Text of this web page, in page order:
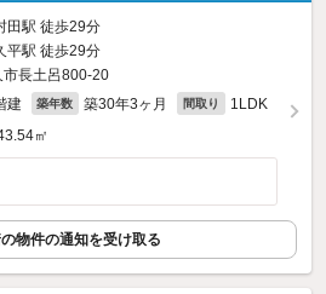
田駅 徒歩29分
平駅 徒歩29分
長土呂800‐20
建 築年数 築30年3ヶ月 間取り 1LDK
㎡
物件の通知を受け取る